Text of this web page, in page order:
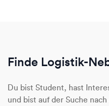
Finde Logistik-
Du bist Student, hast
und bist auf der Suche